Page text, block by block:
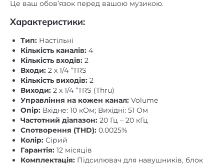
Це ваш обов’язок перед вашою музикою.
Характеристики:
Тип: Настільні
Кількість каналів: 4
Кількість входів: 2
Входи: 2 x 1/4 “TRS
Кількість виходів: 2
Виходи: 2 x 1/4 “TRS (Thru)
Управління на кожен канал: Volume
Опір: Вхідне: 10 кОм; Вихідні: 51 Ом
Частотний діапазон: 20 Гц – 20 кГц
Спотворення (THD): 0.0025%
Колір: Сірий
Гарантія: 12 місяців
Комплектація: Підсилювач для навушників, блок